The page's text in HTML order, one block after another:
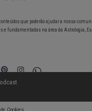
que poderão ajudar a nossa
e fundamentadas na área da Astrologia,
Cookies